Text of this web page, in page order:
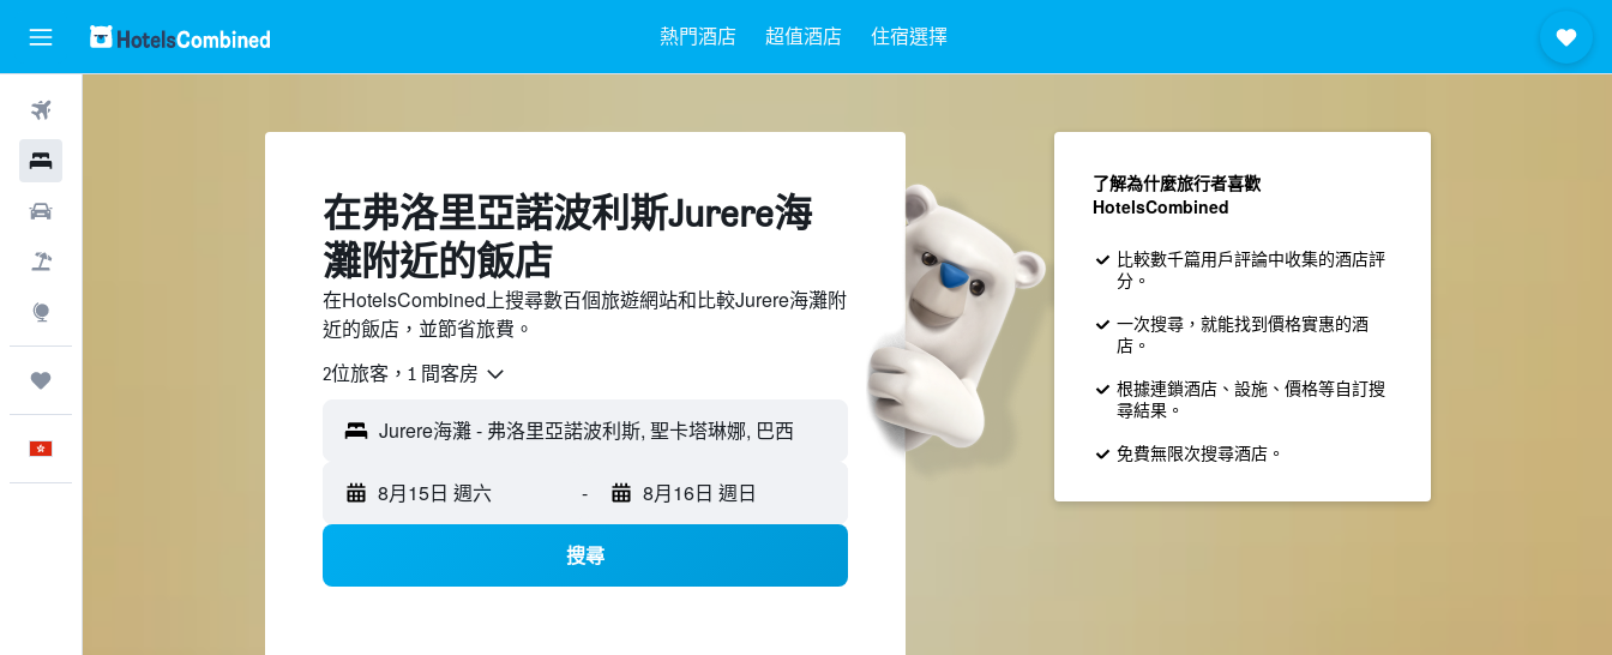
熱門酒店 超值酒店 住宿選擇
​在弗洛里亞諾波利斯Jurere海
灘附近​的飯店
在HotelsCombined上搜尋數百個旅遊網站和比較Jurere海灘附
近的飯店，並節省旅費。
2位旅客，1 間客房
8月15日 週六 - 8月16日 週日
搜尋
了解為什麼旅行者喜歡
HotelsCombined
比較數千篇用戶評論中收集的酒店評
分。
一次搜尋，就能找到價格實惠的酒
店。
根據連鎖酒店、設施、價格等自訂搜
尋結果。
免費無限次搜尋酒店。